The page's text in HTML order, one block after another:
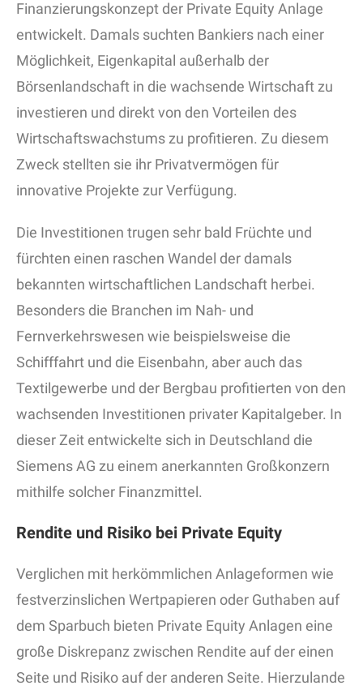
Finanzierungskonzept der Private Equity Anlage
entwickelt. Damals suchten Bankiers nach einer
Möglichkeit, Eigenkapital außerhalb der
Börsenlandschaft in die wachsende Wirtschaft zu
investieren und direkt von den Vorteilen des
Wirtschaftswachstums zu profitieren. Zu diesem
Zweck stellten sie ihr Privatvermögen für
innovative Projekte zur Verfügung.
Die Investitionen trugen sehr bald Früchte und
fürchten einen raschen Wandel der damals
bekannten wirtschaftlichen Landschaft herbei.
Besonders die Branchen im Nah- und
Fernverkehrswesen wie beispielsweise die
Schifffahrt und die Eisenbahn, aber auch das
Textilgewerbe und der Bergbau profitierten von den
wachsenden Investitionen privater Kapitalgeber. In
dieser Zeit entwickelte sich in Deutschland die
Siemens AG zu einem anerkannten Großkonzern
mithilfe solcher Finanzmittel.
Rendite und Risiko bei Private Equity
Verglichen mit herkömmlichen Anlageformen wie
festverzinslichen Wertpapieren oder Guthaben auf
dem Sparbuch bieten Private Equity Anlagen eine
große Diskrepanz zwischen Rendite auf der einen
Seite und Risiko auf der anderen Seite. Hierzulande